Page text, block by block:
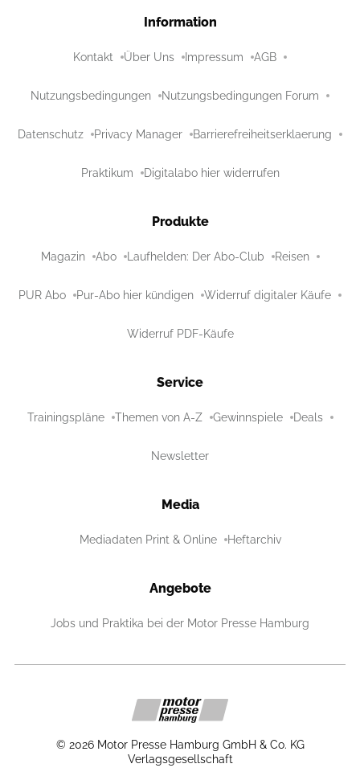
Information
Kontakt Über Uns Impressum AGB
Nutzungsbedingungen Nutzungsbedingungen Forum
Datenschutz Privacy Manager Barrierefreiheitserklaerung
Praktikum Digitalabo hier widerrufen
Produkte
Magazin Abo Laufhelden: Der Abo-Club Reisen
PUR Abo Pur-Abo hier kündigen Widerruf digitaler Käufe
Widerruf PDF-Käufe
Service
Trainingspläne Themen von A-Z Gewinnspiele Deals
Newsletter
Media
Mediadaten Print & Online Heftarchiv
Angebote
Jobs und Praktika bei der Motor Presse Hamburg
© 2026 Motor Presse Hamburg GmbH & Co. KG
Verlagsgesellschaft